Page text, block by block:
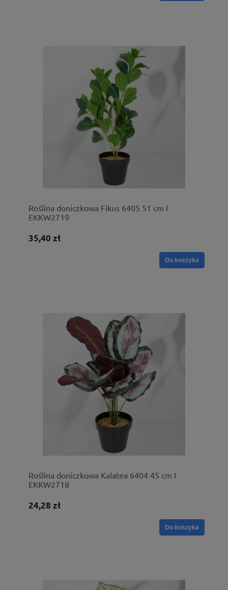
Roślina doniczkowa Fikus 6405 51 cm I
EKKW2719
35,40 zł
Do koszyka
Roślina doniczkowa Kalatea 6404 45 cm I
EKKW2718
24,28 zł
Do koszyka